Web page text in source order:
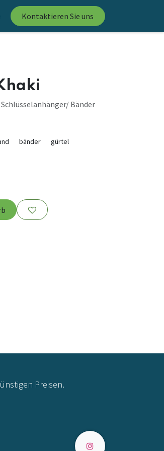
Kontaktieren Sie uns
Bänder
bänder
gürtel
Preisen.